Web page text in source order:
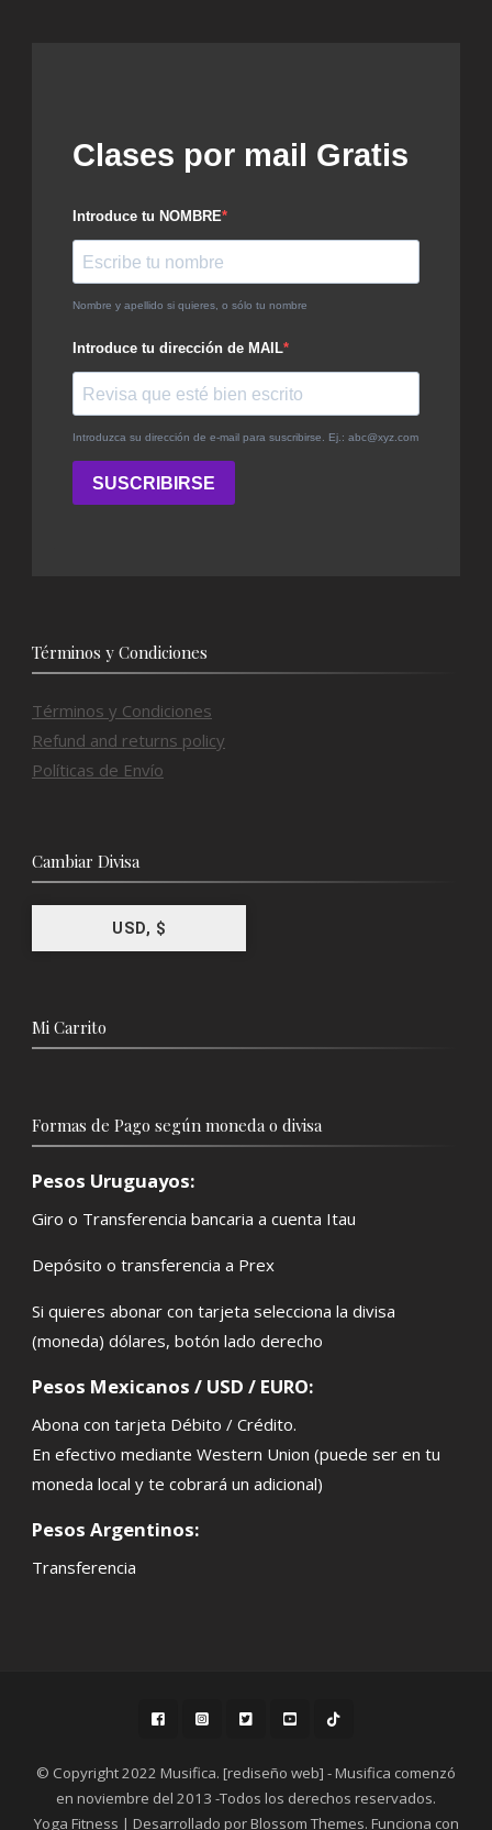
Términos y Condiciones
Términos y Condiciones
Refund and returns policy
Políticas de Envío
Cambiar Divisa
USD, $
Mi Carrito
Formas de Pago según moneda o divisa
Pesos Uruguayos:
Giro o Transferencia bancaria a cuenta Itau
Depósito o transferencia a Prex
Si quieres abonar con tarjeta selecciona la divisa
(moneda) dólares, botón lado derecho
Pesos Mexicanos / USD / EURO:
Abona con tarjeta Débito / Crédito.
En efectivo mediante Western Union (puede ser en tu
moneda local y te cobrará un adicional)
Pesos Argentinos:
Transferencia
© Copyright 2022 Musifica. [rediseño web] - Musifica comenzó
en noviembre del 2013 -Todos los derechos reservados.
Yoga Fitness | Desarrollado porBlossom Themes. Funciona con